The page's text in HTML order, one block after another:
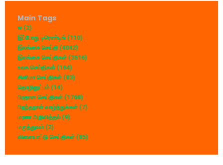
Main Tags
w (2)
இப்போது டிரெண்டிங் (110)
இலங்கை செய்தி (4042)
இலங்கை செய்திகள் (3516)
உலக செய்திகள் (164)
சினிமா செய்திகள் (83)
தொழினுட்பம் (14)
பிரதான செய்திகள் (1768)
பிறந்தநாள் வாழ்த்துக்கள் (7)
மரண அறிவித்தல் (9)
மருத்துவம் (2)
விளையாட்டு செய்திகள் (85)